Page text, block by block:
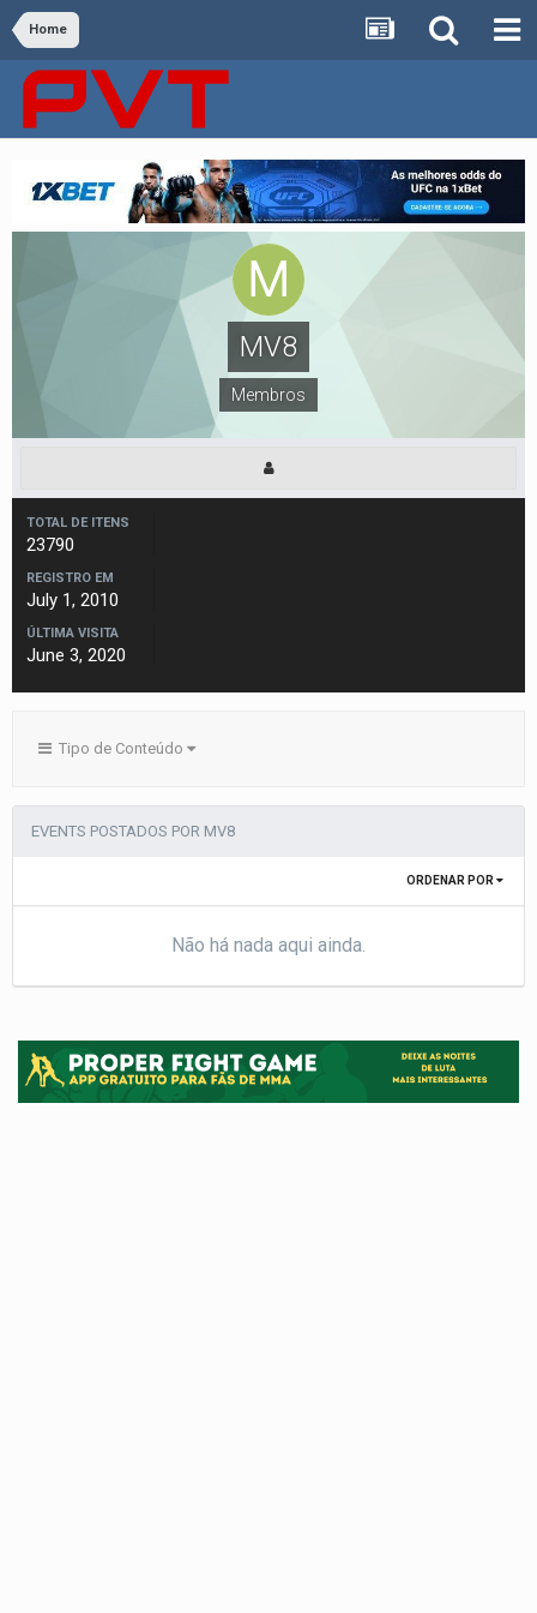
Home
MV8
Membros
TOTAL DE ITENS
23790
REGISTRO EM
July 1, 2010
ÚLTIMA VISITA
June 3, 2020
Tipo de Conteúdo
EVENTS POSTADOS POR MV8
ORDENAR POR
Não há nada aqui ainda.